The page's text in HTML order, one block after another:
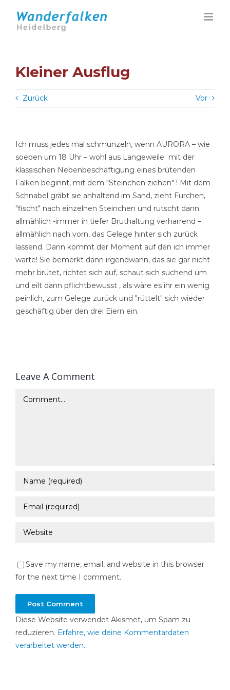
Inhalt
springen
Kleiner Ausflug
Zurück Vor
Ich muss jedes mal schmunzeln, wenn AURORA – wie
soeben um 18 Uhr – wohl aus Langeweile mit der
klassischen Nebenbeschäftigung eines brütenden
Falken beginnt, mit dem "Steinchen ziehen" ! Mit dem
Schnabel gräbt sie anhaltend im Sand, zieht Furchen,
"fischt" nach einzelnen Steinchen und rutscht dann
allmählich -immer in tiefer Bruthaltung verharrend –
allmählich nach vorn, das Gelege hinter sich zurück
lassend. Dann kommt der Moment auf den ich immer
warte! Sie bemerkt dann irgendwann, das sie gar nicht
mehr brütet, richtet sich auf, schaut sich suchend um
und eilt dann pflichtbewusst , als wäre es ihr ein wenig
peinlich, zum Gelege zurück und "rüttelt" sich wieder
geschäftig über den drei Eiern ein.
Leave A Comment
Comment
Save my name, email, and website in this browser
for the next time I comment.
Diese Website verwendet Akismet, um Spam zu
reduzieren. Erfahre, wie deine Kommentardaten
verarbeitet werden.